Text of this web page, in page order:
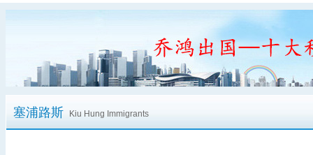
塞浦路斯 Kiu Hung Immigrants